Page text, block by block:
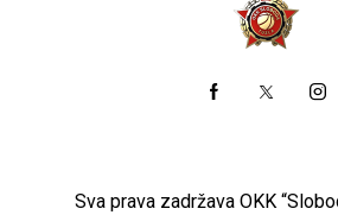
Sva prava zadržava OKK